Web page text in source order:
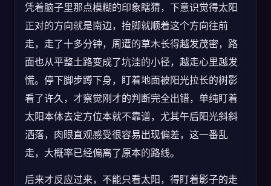
凭着脑子里那点模糊的印象瞎猜，下意识觉得太阳
正对的方向就是南边，抬脚就顺着这个方向往前
走，走了十多分钟，周遭的草木长得越发茂密，路
面也从平整土路变成了坑洼的小径，越走心里越发
慌。停下脚步蹲下身，盯着地面被阳光拉长的树影
看了许久，才察觉刚才的判断完全出错，单纯盯着
太阳本体去定方位本就不靠谱，尤其午后阳光斜斜
洒落，肉眼直观感受很容易出现偏差，这一番乱
走，大概率已经偏离了原本的路线。
后来才反应过来，不能只看太阳，得盯着影子的走